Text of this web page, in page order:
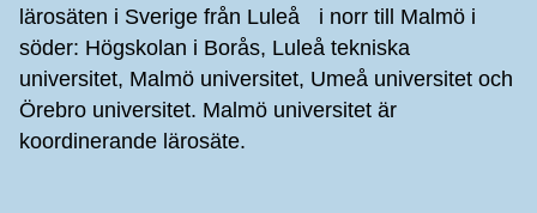
lärosäten i Sverige från Luleå i norr till Malmö i
söder: Högskolan i Borås, Luleå tekniska
universitet, Malmö universitet, Umeå universitet och
Örebro universitet. Malmö universitet är
koordinerande lärosäte.